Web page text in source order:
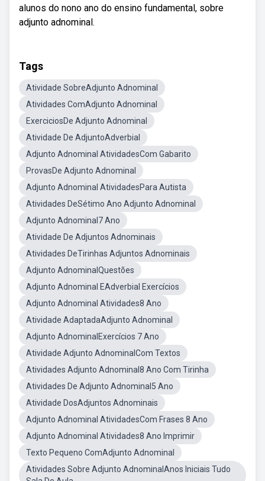
alunos do nono ano do ensino fundamental, sobre
adjunto adnominal.
Tags
Atividade SobreAdjunto Adnominal
Atividades ComAdjunto Adnominal
ExerciciosDe Adjunto Adnominal
Atividade De AdjuntoAdverbial
Adjunto Adnominal AtividadesCom Gabarito
ProvasDe Adjunto Adnominal
Adjunto Adnominal AtividadesPara Autista
Atividades DeSétimo Ano Adjunto Adnominal
Adjunto Adnominal7 Ano
Atividade De Adjuntos Adnominais
Atividades DeTirinhas Adjuntos Adnominais
Adjunto AdnominalQuestões
Adjunto Adnominal EAdverbial Exercícios
Adjunto Adnominal Atividades8 Ano
Atividade AdaptadaAdjunto Adnominal
Adjunto AdnominalExercícios 7 Ano
Atividade Adjunto AdnominalCom Textos
Atividades Adjunto Adnominal8 Ano Com Tirinha
Atividades De Adjunto Adnominal5 Ano
Atividade DosAdjuntos Adnominais
Adjunto Adnominal AtividadesCom Frases 8 Ano
Adjunto Adnominal Atividades8 Ano Imprimir
Texto Pequeno ComAdjunto Adnominal
Atividades Sobre Adjunto AdnominalAnos Iniciais Tudo